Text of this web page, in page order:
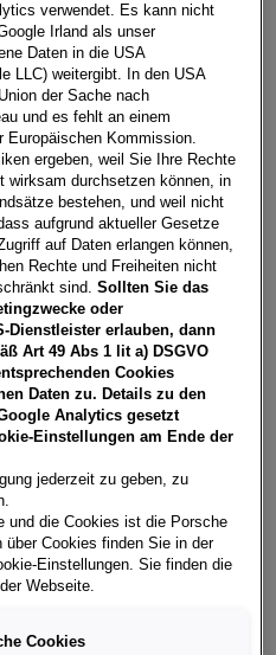
, Oberösterreich
kW)
(Strom bzw. Solarzellen)
Finanzierung
verwendet. Es kann nicht
Irland als unser
Daten in die USA
LLC) weitergibt. In den USA
der Sache nach
und es fehlt an einem
Kommission.
ergeben, weil Sie Ihre Rechte
wirksam durchsetzen können, in
bestehen, und weil nicht
aufgrund aktueller Gesetze
auf Daten erlangen können,
Rechte und Freiheiten nicht
sind.Sollten Sie das
oder
Dienstleister erlauben, dann
Art 49 Abs 1 lit a) DSGVO
Cookies
Daten zu. Details zu den
Analytics gesetzt
Einstellungen am Ende der
jederzeit zu geben, zu
und die Cookies ist die Porsche
über Cookies finden Sie in der
Einstellungen. Sie finden die
Webseite.
Cookies